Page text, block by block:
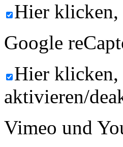
Hier klicken,
Google
Hier klicken,
aktivieren/
Vimeo und